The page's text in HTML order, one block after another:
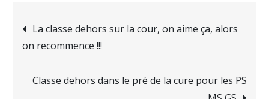
La classe dehors sur la cour, on aime ça, alors
on recommence !!!
Classe dehors dans le pré de la cure pour les PS